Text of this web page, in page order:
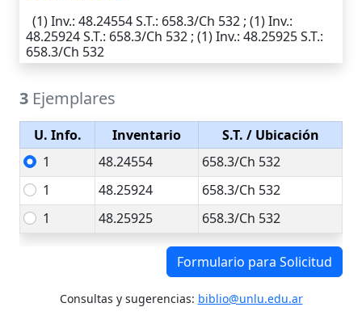
(1)Inv.: 48.24554S.T.: 658.3/Ch 532 ; (1)Inv.:
48.25924S.T.: 658.3/Ch 532 ; (1)Inv.: 48.25925S.T.:
658.3/Ch 532
3 Ejemplares
U. Info. Inventario S.T. / Ubicación
1
48.24554
658.3/Ch 532
1
48.25924
658.3/Ch 532
1
48.25925 658.3/Ch 532
Formulario para Solicitud
Consultas y sugerencias: biblio@unlu.edu.ar